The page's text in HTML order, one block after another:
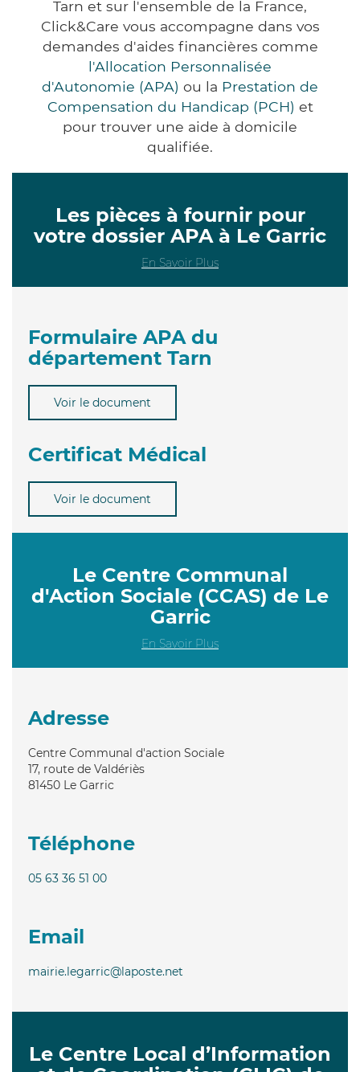
Tarn et sur l'ensemble de la France,
Click&Care vous accompagne dans vos
demandes d'aides financières comme
l'Allocation Personnalisée
d'Autonomie (APA) ou la Prestation de
Compensation du Handicap (PCH) et
pour trouver une aide à domicile
qualifiée.
Les pièces à fournir pour
votre dossier APA à Le Garric
En Savoir Plus
Formulaire APA du
département Tarn
Voir le document
Certificat Médical
Voir le document
Le Centre Communal
d'Action Sociale (CCAS) de Le
Garric
En Savoir Plus
Adresse
Centre Communal d'action Sociale
17, route de Valdériès
81450 Le Garric
Téléphone
05 63 36 51 00
Email
mairie.legarric@laposte.net
Le Centre Local d’Information